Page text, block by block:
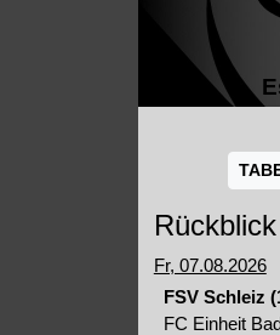
Rückblick
Fr, 07.08.2026
FSV Schleiz
FC Einheit